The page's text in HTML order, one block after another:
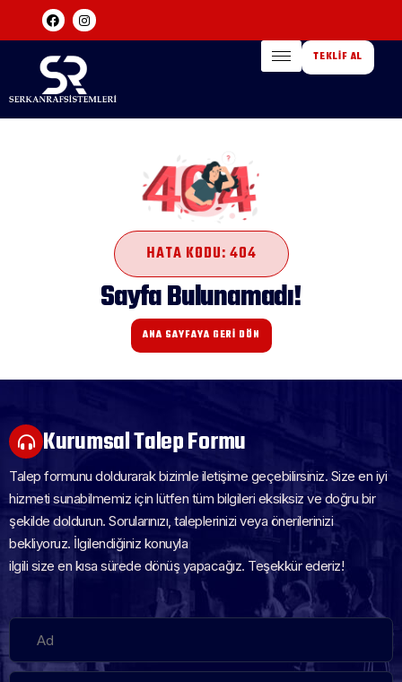
TEKLIF AL
HATA KODU: 404
Sayfa Bulunamadı!
ANA SAYFAYA GERİ DÖN
Kurumsal Talep Formu
Talep formunu doldurarak bizimle iletişime geçebilirsiniz. Size en iyi
hizmeti sunabilmemiz için lütfen tüm bilgileri eksiksiz ve doğru bir
şekilde doldurun. Sorularınızı, taleplerinizi veya önerilerinizi
bekliyoruz. İlgilendiğiniz konuyla
ilgili size en kısa sürede dönüş yapacağız. Teşekkür ederiz!